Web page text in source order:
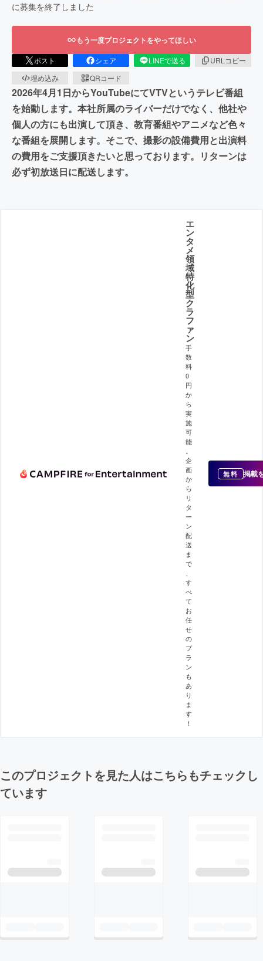
に募集を終了しました
もう一度プロジェクトをやってほしい
ポスト シェア LINEで送る
URLコピー
埋め込み
QRコード
2026年4月1日からYouTubeにてVTVというテレビ番組
を始動します。本社所属のライバーだけでなく、他社や
個人の方にも出演して頂き、教育番組やアニメなど色々
な番組を展開します。そこで、撮影の設備費用と出演料
の費用をご支援頂きたいと思っております。リターンは
必ず初放送日に配送します。
エ
ン
タ
メ
領
域
特
化
型
ク
ラ
フ
ァ
ン
手
数
料
0
円
か
ら
実
施
可
能
。
企
画
か
ら
リ
タ
ー
ン
配
送
ま
で
、
す
べ
て
お
任
せ
の
プ
ラ
ン
も
あ
り
ま
す
！
無料 掲載
このプロジェクトを見た人はこちらもチェックし
ています